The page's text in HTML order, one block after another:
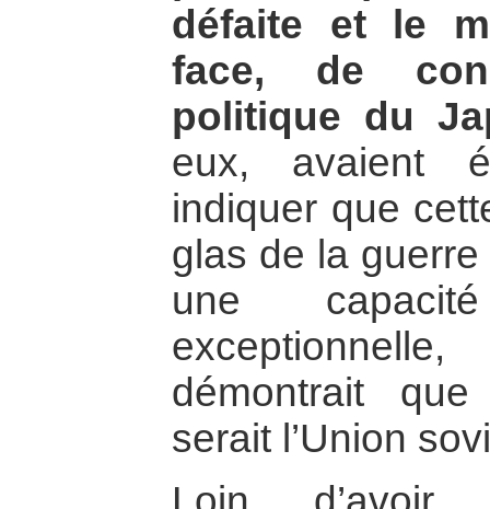
défaite et le
face, de
politique du
eux, avaient
indiquer que
glas de la
une
démontrait
serait l’Union